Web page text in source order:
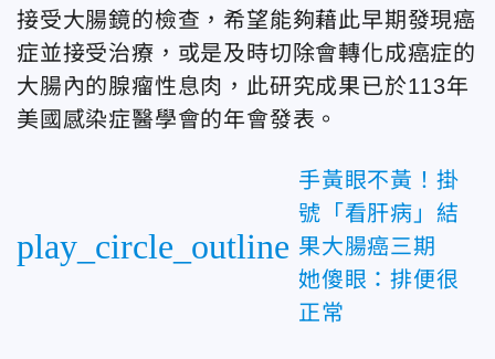
接受大腸鏡的檢查，希望能夠藉此早期發現癌
症並接受治療，或是及時切除會轉化成癌症的
大腸內的腺瘤性息肉，此研究成果已於113年
美國感染症醫學會的年會發表。
play_circle_outline
手黃眼不黃！掛
號「看肝病」結
果大腸癌三期
她傻眼：排便很
正常